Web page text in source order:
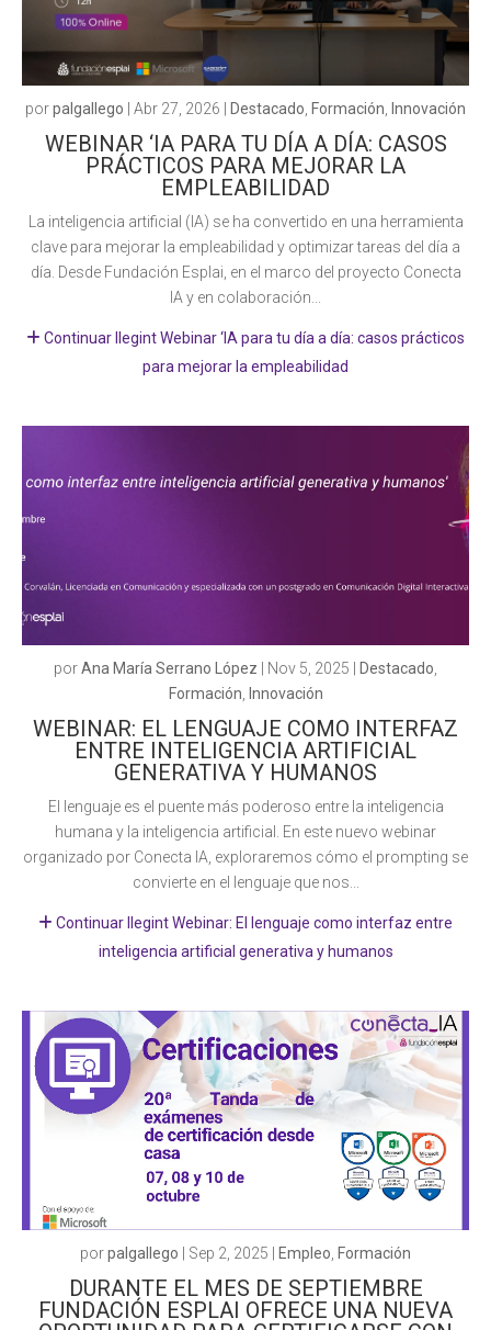
porpalgallego Abr 27, 2026 Destacado Formación Innovación
WEBINAR ‘IA PARA TU DÍA A DÍA: CASOS
PRÁCTICOS PARA MEJORAR LA
EMPLEABILIDAD
La inteligencia artificial (IA) se ha convertido en una herramienta
clave para mejorar la empleabilidad y optimizar tareas del día a
día. Desde Fundación Esplai, en el marco del proyecto Conecta
IA y en colaboración...
Continuar llegint Webinar ‘IA para tu día a día: casos prácticos
para mejorar la empleabilidad
porAna María Serrano López Nov 5, 2025 Destacado
Formación
Innovación
WEBINAR: EL LENGUAJE COMO INTERFAZ
ENTRE INTELIGENCIA ARTIFICIAL
GENERATIVA Y HUMANOS
El lenguaje es el puente más poderoso entre la inteligencia
humana y la inteligencia artificial. En este nuevo webinar
organizado por Conecta IA, exploraremos cómo el prompting se
convierte en el lenguaje que nos...
Continuar llegint Webinar: El lenguaje como interfaz entre
inteligencia artificial generativa y humanos
porpalgallego Sep 2, 2025 Empleo Formación
DURANTE EL MES DE SEPTIEMBRE
FUNDACIÓN ESPLAI OFRECE UNA NUEVA